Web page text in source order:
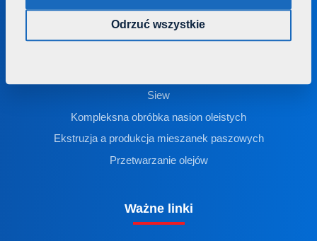
Produkty
Siew
Kompleksna obróbka nasion oleistych
Ekstruzja a produkcja mieszanek paszowych
Przetwarzanie olejów
Ważne linki
Odrzuć wszystkie